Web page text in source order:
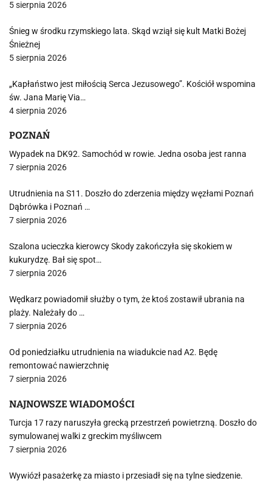
5 sierpnia 2026
Śnieg w środku rzymskiego lata. Skąd wziął się kult Matki Bożej
Śnieżnej
5 sierpnia 2026
„Kapłaństwo jest miłością Serca Jezusowego”. Kościół wspomina
św. Jana Marię Via…
4 sierpnia 2026
POZNAŃ
Wypadek na DK92. Samochód w rowie. Jedna osoba jest ranna
7 sierpnia 2026
Utrudnienia na S11. Doszło do zderzenia między węzłami Poznań
Dąbrówka i Poznań …
7 sierpnia 2026
Szalona ucieczka kierowcy Skody zakończyła się skokiem w
kukurydzę. Bał się spot…
7 sierpnia 2026
Wędkarz powiadomił służby o tym, że ktoś zostawił ubrania na
plaży. Należały do …
7 sierpnia 2026
Od poniedziałku utrudnienia na wiadukcie nad A2. Będę
remontować nawierzchnię
7 sierpnia 2026
NAJNOWSZE WIADOMOŚCI
Turcja 17 razy naruszyła grecką przestrzeń powietrzną. Doszło do
symulowanej walki z greckim myśliwcem
7 sierpnia 2026
Wywiózł pasażerkę za miasto i przesiadł się na tylne siedzenie.